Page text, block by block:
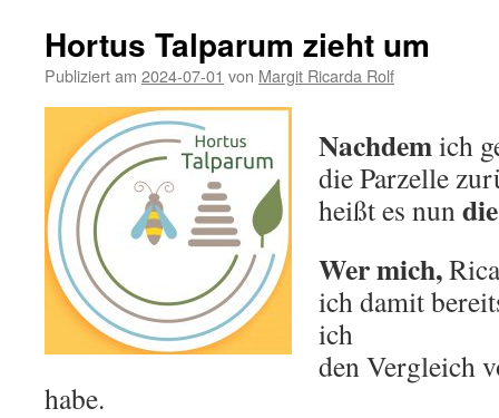
Hortus Talparum zieht um
Publiziert am 2024-07-01 von Margit Ricarda Rolf
Nachdemich
die Parzelle
heißt es nun
Wer mich,
ich damit
ich
den Vergleich
habe.